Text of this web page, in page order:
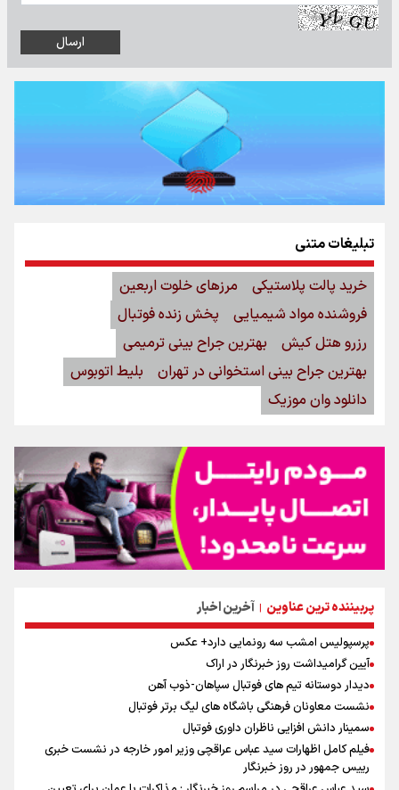
پربیننده ترین عناوین | آخرین اخبار
پرسپولیس امشب سه رونمایی دارد+ عکس
آیین گرامیداشت روز خبرنگار در اراک
دیدار دوستانه تیم های فوتبال سپاهان-ذوب آهن
نشست معاونان فرهنگی باشگاه های لیگ برتر فوتبال
سمینار دانش افزایی ناظران داوری فوتبال
فیلم کامل اظهارات سید عباس عراقچی وزیر امور خارجه در نشست خبری
رییس جمهور در روز خبرنگار
تبلیغات متنی
خرید پالت پلاستیکی
مرزهای خلوت اربعین
فروشنده مواد شیمیایی
پخش زنده فوتبال
رزرو هتل کیش
بهترین جراح بینی ترمیمی
بهترین جراح بینی استخوانی در تهران
بلیط اتوبوس
دانلود وان موزیک